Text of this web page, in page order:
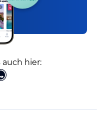
auch hier: